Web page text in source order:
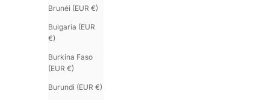
Brunéi (EUR €)
Bulgaria (EUR
€)
Burkina Faso
(EUR €)
Burundi (EUR €)